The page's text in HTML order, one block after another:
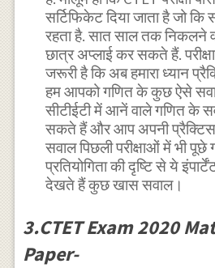
सर्टिफिकेट दिया जाता है जो
रहता है. सात साल तक निकलने
छात्र अप्लाई कर सकते हैं.
जरूरी है कि अब हमारा ध्यान
हम आपको गणित के कुछ ऐसे
सीटीईटी में आनें वाले गणित के
सकते हैं और आप अपनी
सवाल पिछली परीक्षाओं में भी पूछे
प्रतियोगिता की दृष्टि से ये
देखते हैं कुछ खास सवाल।
3.CTET Exam 2020
Paper-